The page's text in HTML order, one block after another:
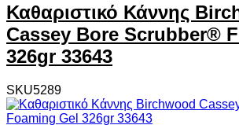
Καθαριστικό Κάννης
Cassey Bore Scrubber®
326gr 33643
SKU5289